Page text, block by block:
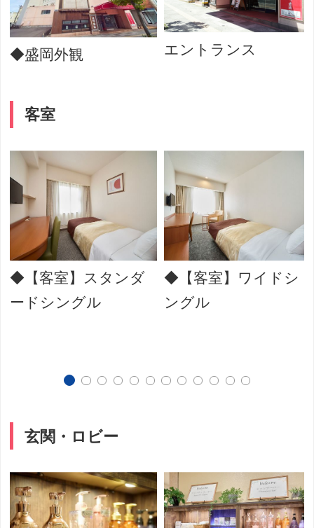
◆盛岡外観 エントランス
客室
◆【客室】スタンダ
ードシングル
◆【客室】ワイドシ
ングル
玄関・ロビー